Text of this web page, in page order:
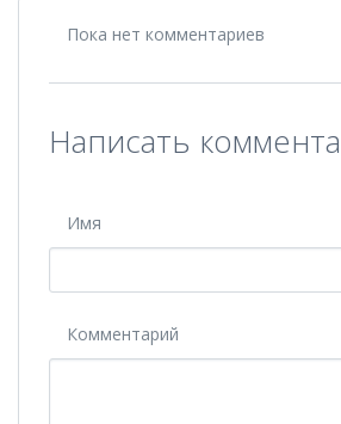
Пока нет комментариев
Написать
Имя
Комментарий